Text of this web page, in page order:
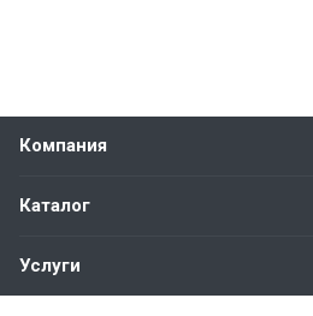
Компания
Каталог
Услуги